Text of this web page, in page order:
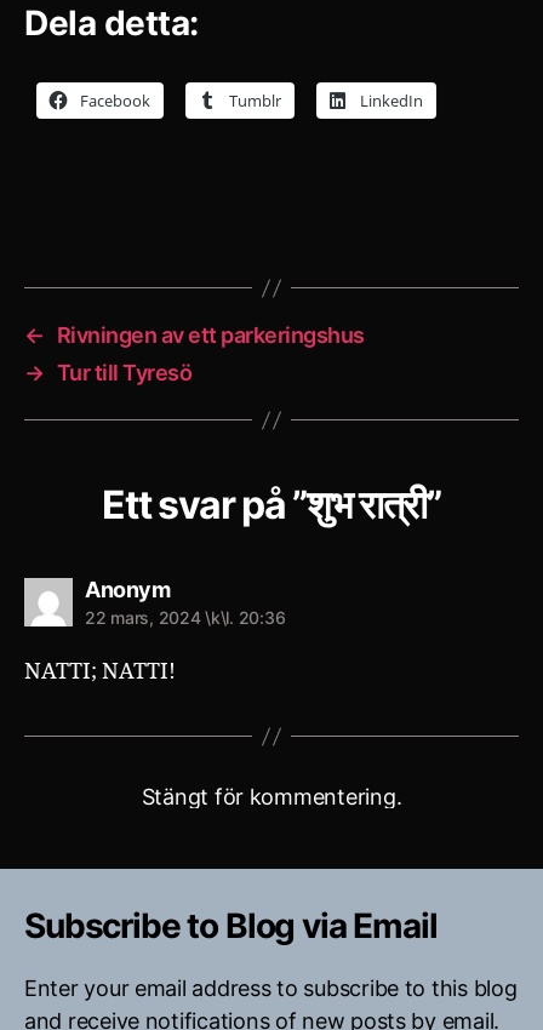
Dela detta:
Facebook Tumblr LinkedIn
←
Rivningen av ett parkeringshus
→ Tur till Tyresö
Ett svar på ”शुभ रात्री”
Anonymsäger:
22 mars, 2024 \k\l. 20:36
NATTI; NATTI!
Stängt för kommentering.
Subscribe to Blog via Email
Enter your email address to subscribe to this blog
and receive notifications of new posts by email.